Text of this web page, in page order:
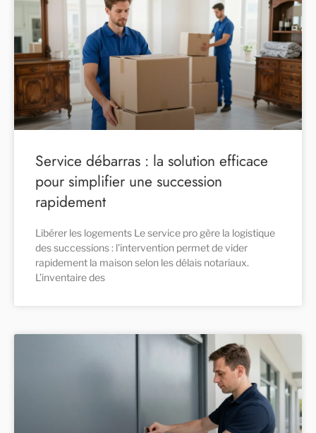
Service débarras : la solution efficace
pour simplifier une succession
rapidement
Libérer les logements Le service pro gère la logistique
des successions : l’intervention permet de vider
rapidement la maison selon les délais notariaux.
L’inventaire des